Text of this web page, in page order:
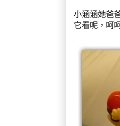
小涵涵她爸
它看呢，呵